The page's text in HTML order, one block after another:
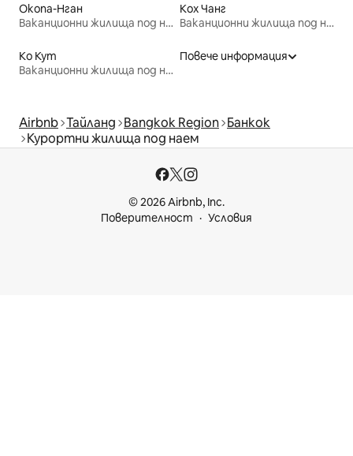
Окопа-Нган
Ваканционни жилища под наем
Кох Чанг
Ваканционни жилища под наем
Ко Кут
Ваканционни жилища под наем
Повече информация
Airbnb Тайланд Bangkok Region Банкок
Курортни жилища под наем
© 2026 Airbnb, Inc.
Поверителност
Условия